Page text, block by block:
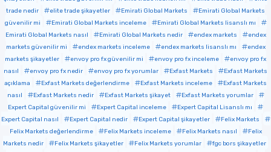
trade nedir
elite trade şikayetler Emirati Global Markets
Emirati Global Markets
güvenilir mi
Emirati Global Markets inceleme
Emirati Global Markets lisanslı mı
Emirati Global Markets nasıl
Emirati Global Markets nedir endex markets
endex
markets güvenilir mi
endex markets inceleme endex markets lisanslı mı
endex
markets şikayetler
envoy pro fx güvenilir mi envoy pro fx inceleme
envoy pro fx
nasıl
envoy pro fx nedir envoy pro fx yorumlar Exfast Markets
Exfast Markets
açıklama
Exfast Markets değerlendirme Exfast Markets inceleme
Exfast Markets
nasıl
Exfast Markets nedir Exfast Markets şikayet
Exfast Markets yorumlar
Expert Capital güvenilir mi
Expert Capital inceleme
Expert Capital Lisanslı mı
Expert Capital nasıl
Expert Capital nedir Expert Capital şikayetler
Felix Markets
Felix Markets değerlendirme
Felix Markets inceleme Felix Markets nasıl
Felix
Markets nedir
Felix Markets şikayetler Felix Markets yorumlar
fgc bors şikayetler